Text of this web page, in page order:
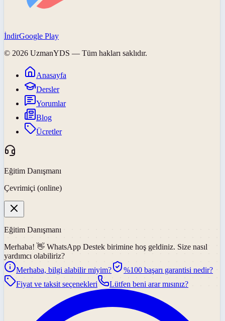
İndirGoogle Play
© 2026 UzmanYDS — Tüm hakları saklıdır.
Anasayfa
Dersler
Yorumlar
Blog
Ücretler
Eğitim Danışmanı
Çevrimiçi (online)
Eğitim Danışmanı
Merhaba! 👋 WhatsApp Destek birimine hoş geldiniz. Size nasıl
yardımcı olabiliriz?
Merhaba, bilgi alabilir miyim?
%100 başarı garantisi nedir?
Fiyat ve taksit seçenekleri
Lütfen beni arar mısınız?